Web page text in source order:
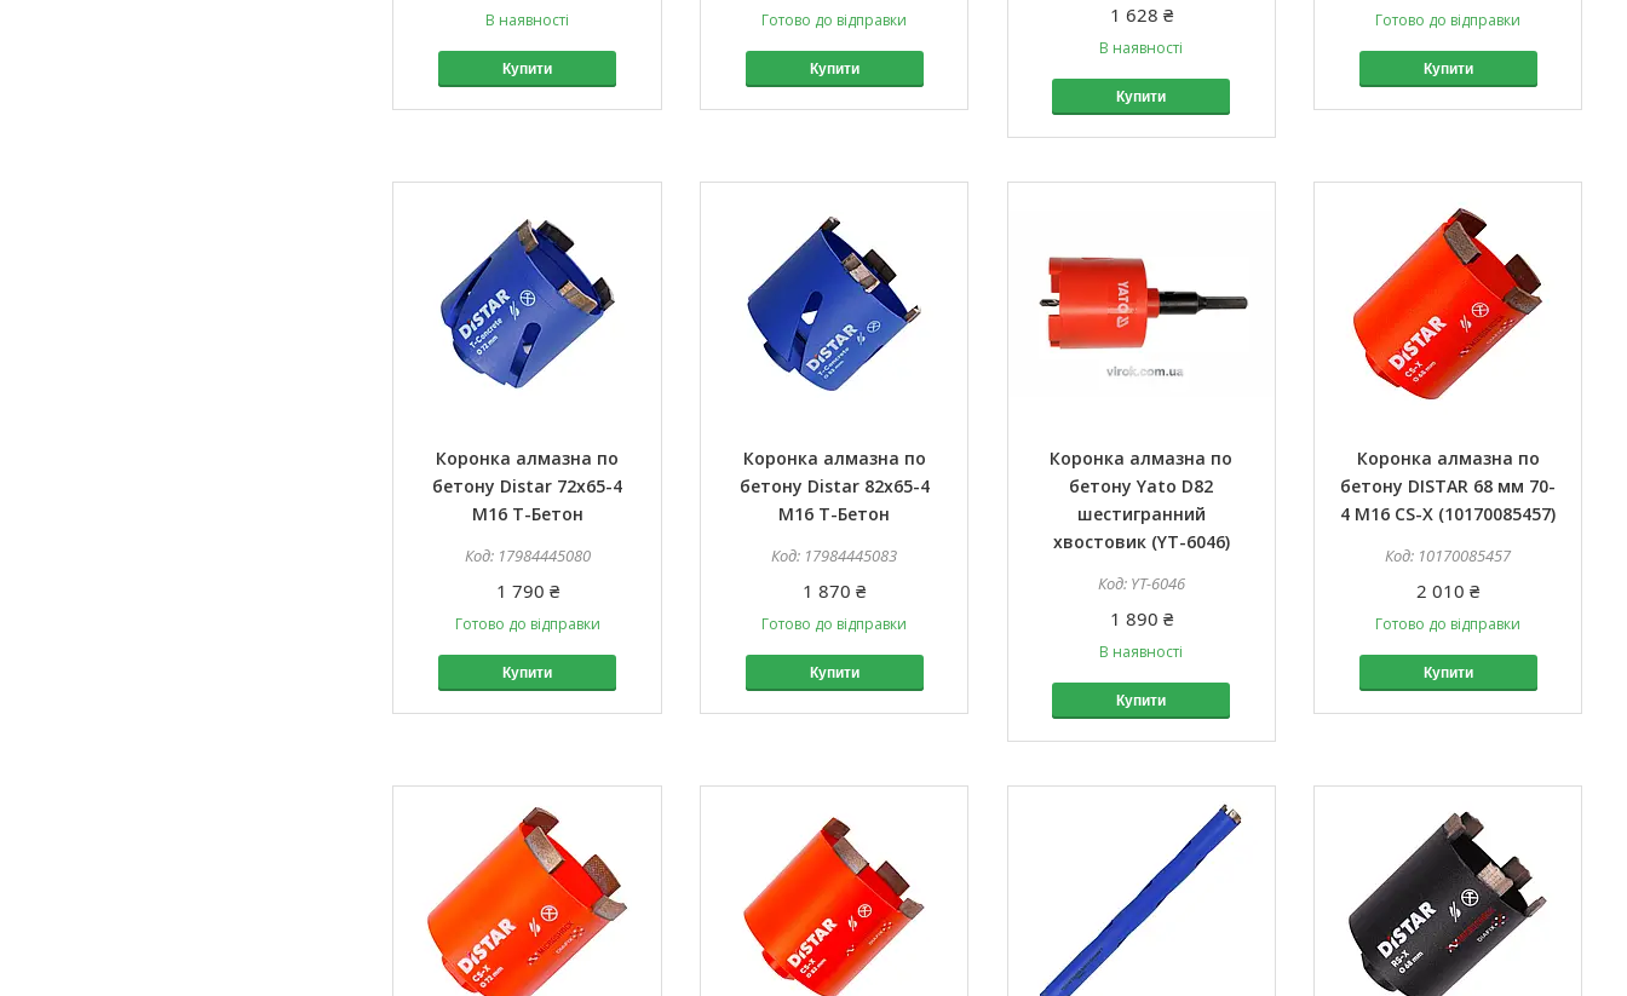
В наявності
Купити
Готово до відправки
Купити
1 628 ₴
В наявності
Купити
Готово до відправки
Купити
Коронка алмазна по
бетону Distar 72x65-4
М16 Т-Бетон
17984445080
1 790 ₴
Готово до відправки
Купити
Коронка алмазна по
бетону Distar 82x65-4
М16 Т-Бетон
17984445083
1 870 ₴
Готово до відправки
Купити
Коронка алмазна по
бетону Yato D82
шестигранний
хвостовик (YT-6046)
YT-6046
1 890 ₴
В наявності
Купити
Коронка алмазна по
бетону DISTAR 68 мм 70-
4 M16 CS-X (10170085457)
10170085457
2 010 ₴
Готово до відправки
Купити